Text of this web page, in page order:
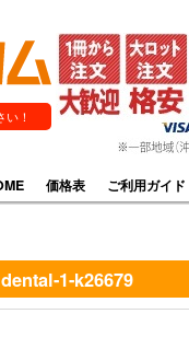
！
価格表 ご利用ガイド
1-k26679